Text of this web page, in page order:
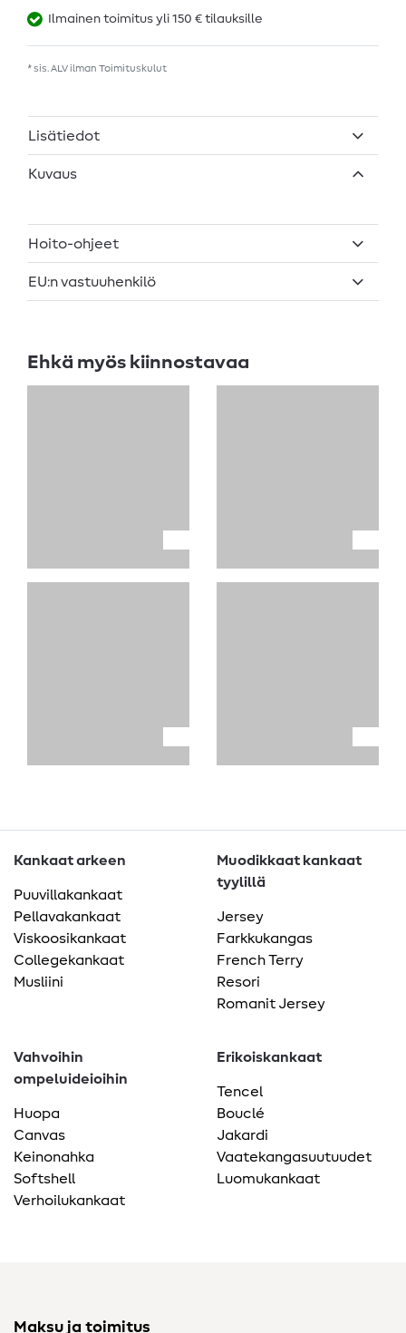
Ilmainen toimitus yli 150 € tilauksille
* sis. ALV ilman Toimituskulut
Lisätiedot
Kuvaus
Hoito-ohjeet
EU:n vastuuhenkilö
Ehkä myös kiinnostavaa
Kankaat arkeen
Puuvillakankaat
Pellavakankaat
Viskoosikankaat
Collegekankaat
Musliini
Muodikkaat kankaat
tyylillä
Jersey
Farkkukangas
French Terry
Resori
Romanit Jersey
Vahvoihin
ompeluideioihin
Huopa
Canvas
Keinonahka
Softshell
Verhoilukankaat
Erikoiskankaat
Tencel
Bouclé
Jakardi
Vaatekangasuutuudet
Luomukankaat
Maksu ja toimitus